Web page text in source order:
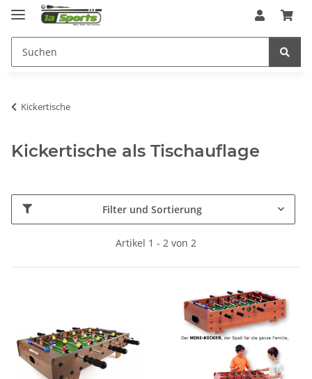
Kickertische
Kickertische als Tischauflage
Filter und Sortierung
Artikel 1 - 2 von 2